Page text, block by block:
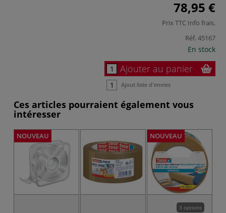
78,95 €
Prix TTC Info frais.
Réf.45167
En stock
Ajouter au panier
Ajout liste d'envies
Ces articles pourraient également vous
intéresser
NOUVEAU NOUVEAU
3 options